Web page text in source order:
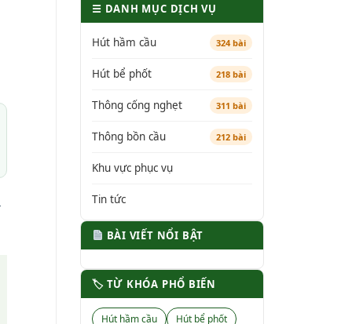
☰ DANH MỤC DỊCH VỤ
Hút hầm cầu 324 bài
Hút bể phốt 218 bài
Thông cống nghẹt 311 bài
Thông bồn cầu 212 bài
Khu vực phục vụ
Tin tức
BÀI VIẾT NỔI BẬT
🏷 TỪ KHÓA PHỔ BIẾN
Hút hầm cầu
Hút bể phốt